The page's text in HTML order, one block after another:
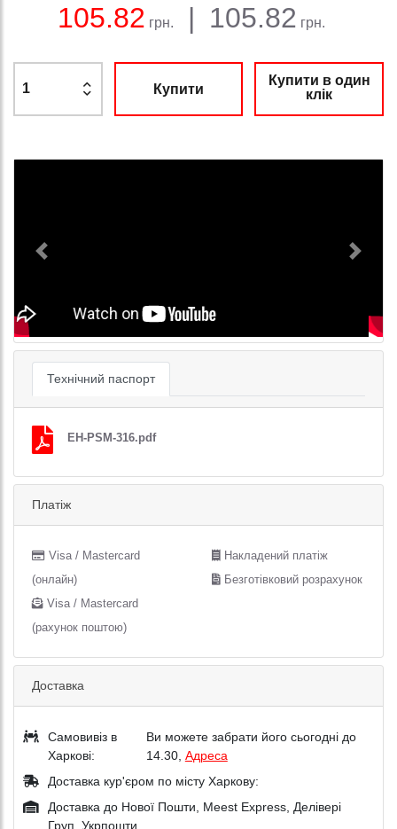
105.82 грн. | 105.82 грн.
Купити
Купити в один
клік
Previous Next
Технічний паспорт
EH-PSM-316.pdf
Платіж
Visa / Mastercard
(онлайн)
Visa / Mastercard
(рахунок поштою)
Накладений платіж
Безготівковий розрахунок
Доставка
Самовивіз в
Харкові:
Ви можете забрати його сьогодні до
14.30, Адреса
Доставка кур'єром по місту Харкову:
Доставка до Нової Пошти, Meest Express, Делівері
Груп, Укрпошти